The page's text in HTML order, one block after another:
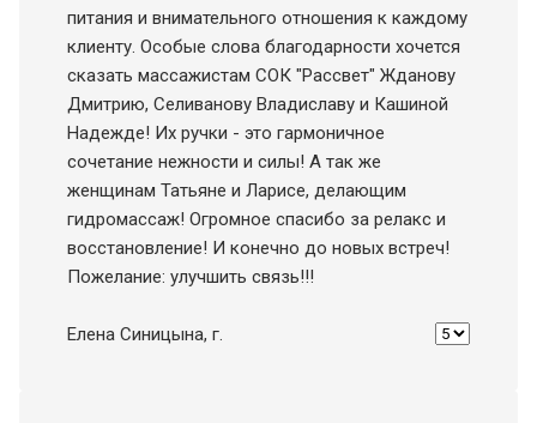
питания и внимательного отношения к каждому
клиенту. Особые слова благодарности хочется
сказать массажистам СОК "Рассвет" Жданову
Дмитрию, Селиванову Владиславу и Кашиной
Надежде! Их ручки - это гармоничное
сочетание нежности и силы! А так же
женщинам Татьяне и Ларисе, делающим
гидромассаж! Огромное спасибо за релакс и
восстановление! И конечно до новых встреч!
Пожелание: улучшить связь!!!
Елена Синицына, г.